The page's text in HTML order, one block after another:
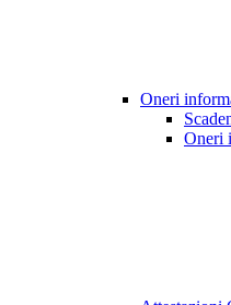
Oneri
Oneri